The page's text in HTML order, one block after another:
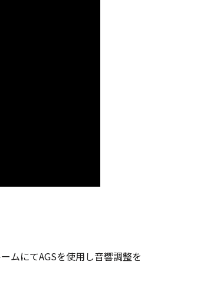
ムにてAGSを使用し音響調整を